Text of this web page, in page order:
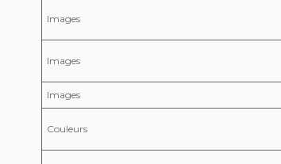
Images
Images
Images
Couleurs